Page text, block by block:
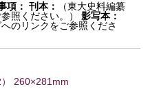
項： 刊本：
（東大史料編纂
照ください。）
影写本：
のリンクをご参照くださ
） 260×281mm